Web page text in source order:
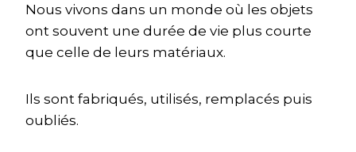
Nous vivons dans un monde où les objets
ont souvent une durée de vie plus courte
que celle de leurs matériaux.
Ils sont fabriqués, utilisés, remplacés puis
oubliés.